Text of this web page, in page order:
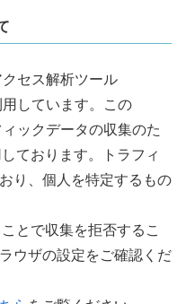
セス解析ツール
用しています。この
ックデータの収集のた
ております。トラフィ
り、個人を特定するもの
とで収集を拒否するこ
ウザの設定をご確認くだ